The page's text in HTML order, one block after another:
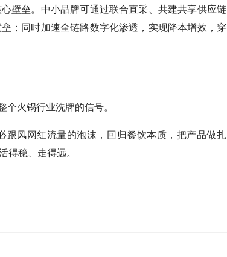
壁垒。中小品牌可通过联合直采、共建共享供应链
；同时加速全链路数字化渗透，实现降本增效，穿
火锅行业洗牌的信号。
风网红流量的泡沫，回归餐饮本质，把产品做扎
稳、走得远。